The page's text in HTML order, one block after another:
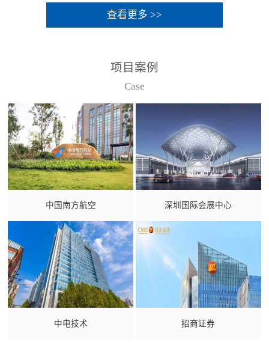
查看更多 >>
项目案例
Case
中国南方航空 深圳国际会展中心
中电技术 招商证券